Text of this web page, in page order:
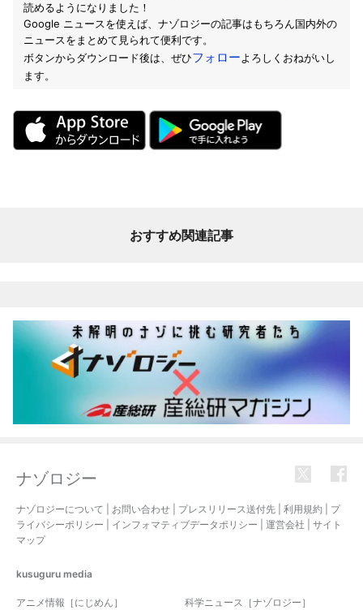
読めるようになりました！
Google ニュースを使えば、ナゾロジーの記事はもちろん国内外の
ニュースをまとめて見られて便利です。
ボタンからダウンロード後は、ぜひフォローよろしくおねがいし
ます。
おすすめ関連記事
ナゾロジー
ナゾロジーについて お問い合わせ プレスリリース送付先 利用規約
プ
ライバシーポリシー
インフォマティブデータポリシー 運営会社
サイト
マップ
kusuguru media
アニメ情報［にじめん］ 科学ニュース［ナゾロジー］